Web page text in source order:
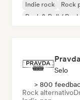
Indie rock
Rock
Rock & Roll / Rock
Selo
> 800
Rock alternativo